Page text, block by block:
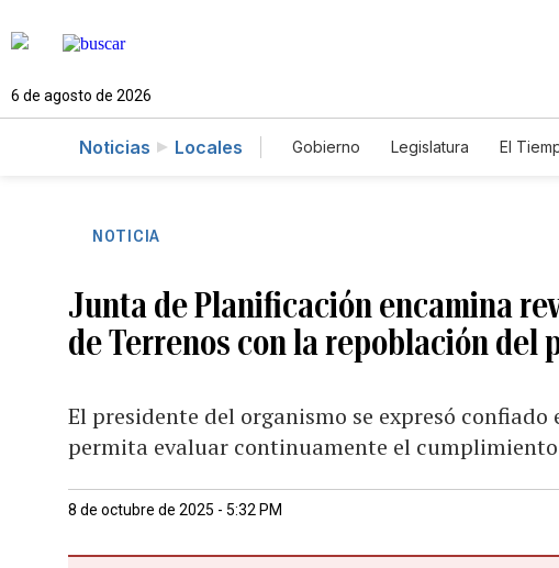
6 de agosto de 2026
Noticias Locales Gobierno Legislatura El
NOTICIA
Junta de Planificación encamina
de Terrenos con la repoblación del
El presidente del organismo se expresó
permita evaluar continuamente el
8 de octubre de 2025 - 5:32 PM